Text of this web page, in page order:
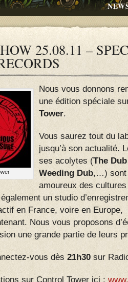
25.08.11 –
Nous vous donnons
une édition spéciale
Tower.
Vous saurez tout du
jusqu’à son actualité.
ses acolytes (The
Weeding Dub,…) sont
amoureux des
un studio
en France, voire en Europe,
Nous vous proposons
une grande partie de leurs
vous dès 21h30 sur
sur Control Tower ici :